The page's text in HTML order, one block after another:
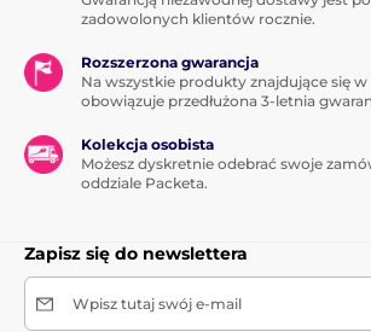
zadowolonych klientów rocznie.
Rozszerzona gwarancja
Na wszystkie produkty znajdujące się w
obowiązuje przedłużona 3-letnia
Kolekcja osobista
Możesz dyskretnie odebrać swoje
oddziale Packeta.
Zapisz się do newslettera
Wpisz tutaj swój e-mail